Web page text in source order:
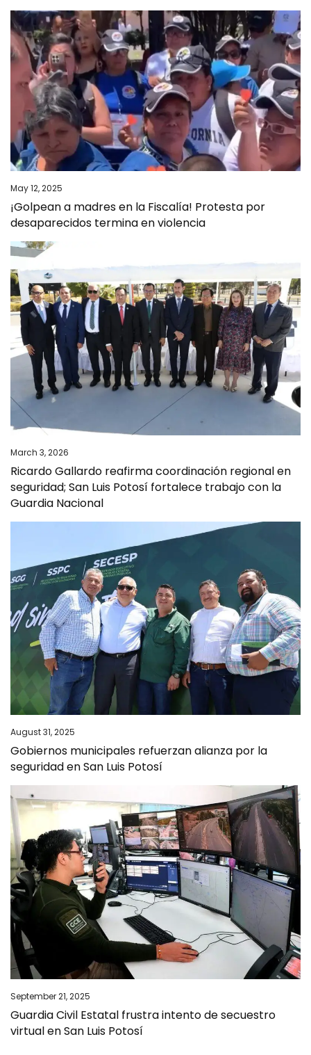
May 12, 2025
¡Golpean a madres en la Fiscalía! Protesta por
desaparecidos termina en violencia
March 3, 2026
Ricardo Gallardo reafirma coordinación regional en
seguridad; San Luis Potosí fortalece trabajo con la
Guardia Nacional
August 31, 2025
Gobiernos municipales refuerzan alianza por la
seguridad en San Luis Potosí
September 21, 2025
Guardia Civil Estatal frustra intento de secuestro
virtual en San Luis Potosí